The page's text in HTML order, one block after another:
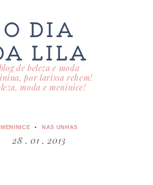
O DIA
LILA
de beleza e moda
por larissa rehem!
moda e meninice!
MENINICE NAS UNHAS
28 . 01 . 2013